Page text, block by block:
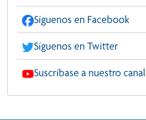
Síguenos en Facebook
Síguenos en Twitter
Suscríbase a nuestro canal